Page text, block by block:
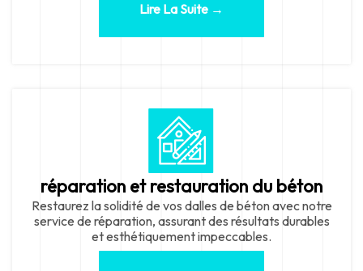
Lire La Suite →
réparation et restauration du béton
Restaurez la solidité de vos dalles de béton avec notre
service de réparation, assurant des résultats durables
et esthétiquement impeccables.